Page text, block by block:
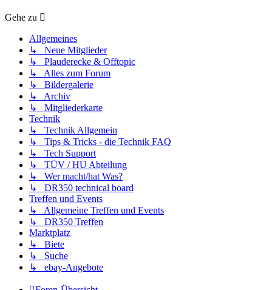
Gehe zu
Allgemeines
↳ Neue Mitglieder
↳ Plauderecke & Offtopic
↳ Alles zum Forum
↳ Bildergalerie
↳ Archiv
↳ Mitgliederkarte
Technik
↳ Technik Allgemein
↳ Tips & Tricks - die Technik FAQ
↳ Tech Support
↳ TÜV / HU Abteilung
↳ Wer macht/hat Was?
↳ DR350 technical board
Treffen und Events
↳ Allgemeine Treffen und Events
↳ DR350 Treffen
Marktplatz
↳ Biete
↳ Suche
↳ ebay-Angebote